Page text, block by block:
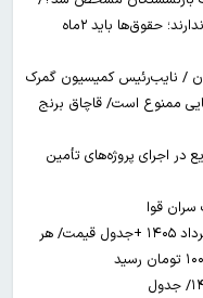
کریمی: بازنشستگان توان خرید نان و پنیر هم ندارند؛ حقوق‌ها باید ۲ماه
/ نایب‌رئیس کمیسیون گمرک
ممنوع است/ قاچاق برنج
در اجرای پروژه‌های تأمین
افزایش قیمت طلا و سکه در بازار امروز ۵ مرداد ۱۴۰۵ +جدول قیمت/ هر